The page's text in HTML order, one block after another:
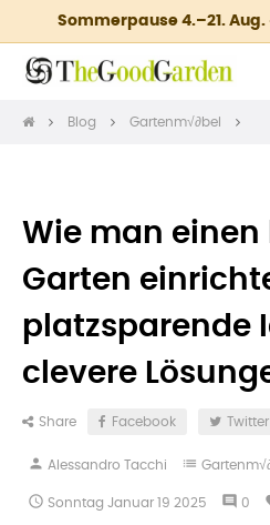
Sommerpause 4.–21. Aug.
Blog Gartenm√∂bel
Wie man einen
Garten
platzsparende
clevere
Share Facebook Twitter
person Alessandro Tacchi list
 Sonntag Januar 19 2025 comment 0